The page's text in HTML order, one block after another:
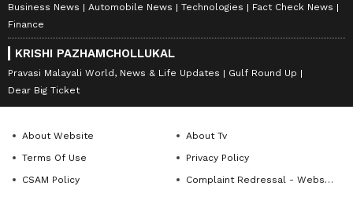
Business News Automobile News Technologies
Fact Check News
Finance
KRISHI PAZHAMCHOLLUKAL
Pravasi Malayali World, News & Life Updates
Gulf Round Up
Dear Big Ticket
About Website
About Tv
Terms Of Use
Privacy Policy
CSAM Policy
Complaint Redressal - Website